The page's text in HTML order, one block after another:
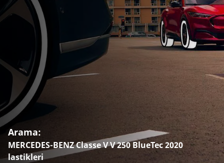
Arama:
MERCEDES-BENZ Classe V V 250 BlueTec 2020
lastikleri